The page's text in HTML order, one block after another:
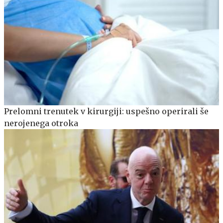
Prelomni trenutek v kirurgiji: uspešno operirali še
nerojenega otroka